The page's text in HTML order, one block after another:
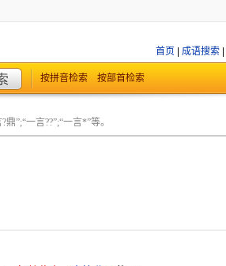
首页 成语搜索|
按拼音检索 按部首检索
”;“一言??”;“一言*”等。